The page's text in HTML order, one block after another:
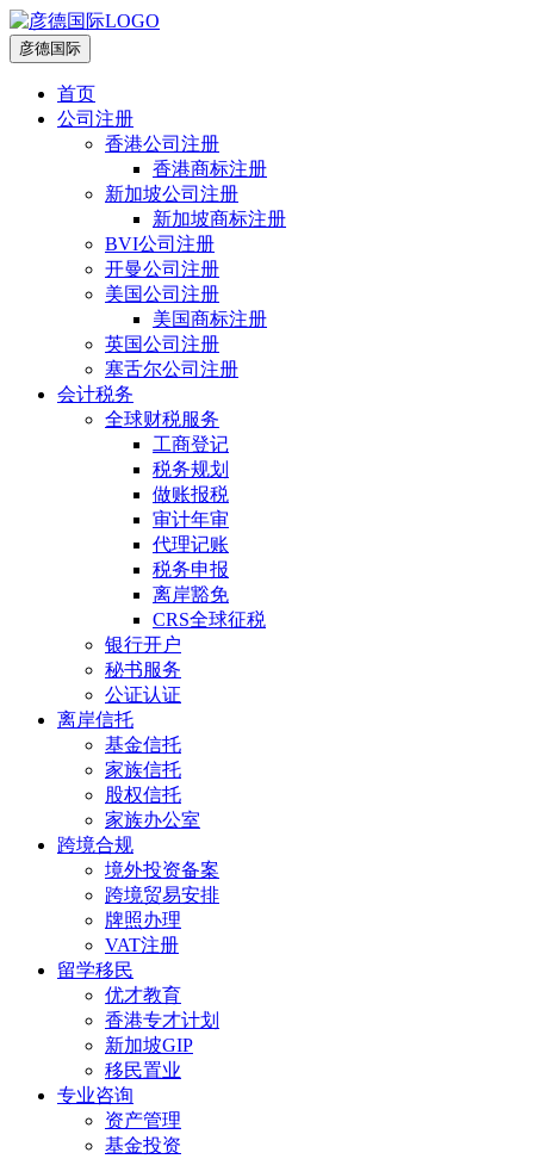
彦德国际
首页
公司注册
香港公司注册
香港商标注册
新加坡公司注册
新加坡商标注册
BVI公司注册
开曼公司注册
美国公司注册
美国商标注册
英国公司注册
塞舌尔公司注册
会计税务
全球财税服务
工商登记
税务规划
做账报税
审计年审
代理记账
税务申报
离岸豁免
CRS全球征税
银行开户
秘书服务
公证认证
离岸信托
基金信托
家族信托
股权信托
家族办公室
跨境合规
境外投资备案
跨境贸易安排
牌照办理
VAT注册
留学移民
优才教育
香港专才计划
新加坡GIP
移民置业
专业咨询
资产管理
基金投资